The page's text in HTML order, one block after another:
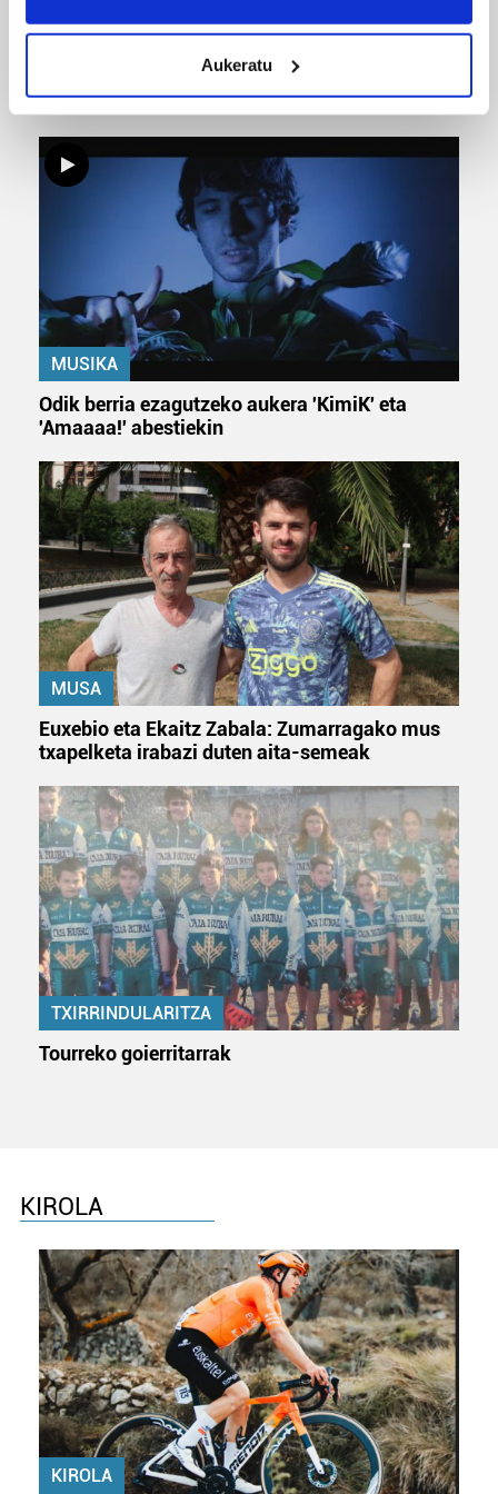
meters
Identify your device by actively scanning it for
specific characteristics (fingerprinting)
and set your preferences in thedetails section.
Guk eta gure bazkideek zure datu pertsonalak
prozesatzen ditugu, zure IP zenbakia, besteak beste,
teknologia erabiliz, cookieak adibidez, iragarki eta eduki
pertsonalizatuak eskaintzeko, iragarkiak eta edukia
neurtzeko, jendeari buruzko informazioa biltzeko eta
produktuak garatzeko. Zure datuak nork eta zertarako
erabiltzen dituen hauta dezakezu.
Bazkide batzuek ez dizute baimenik eskatzen, eta beren
bazkideen zerrenda, beren ustez zein helburutarako
duten interes legitimoa eta horren aurka nola egin
dezakezun ikusteko.
Lortu zure datu pertsonalak prozesatzeko moduari
buruzko informazio gehiago eta ezarri zure lehentasunak
datuen atalean. Edozein unetan alda edo ken dezakezu
zure baimena Cookieen adierazpenean.
fitxategiak erabiltzen ditu. Zure esperientzia eta
zerbitzuak hobetzeko asmoz, cookie teknologiaz
baliatzen gara. Ohar hau onartuz gero, teknologia hori
erabiltzeko baimen esplizitua ematen diguzu.Gehiago
irakurri
Aukeratu
Urbiako zelaiak erromeria leku
MUSIKA
Odik berria ezagutzeko aukera 'KimiK' eta
'Amaaaa!' abestiekin
MUSA
Euxebio eta Ekaitz Zabala: Zumarragako mus
txapelketa irabazi duten aita-semeak
TXIRRINDULARITZA
Tourreko goierritarrak
KIROLA
KIROLA